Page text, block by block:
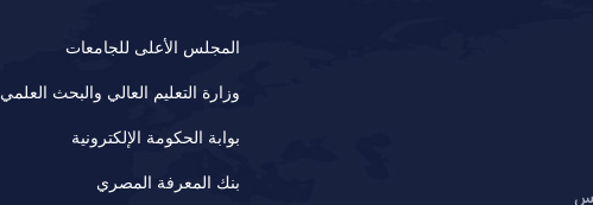
المجلس الأعلى للجامعات
وزارة التعليم العالي والبحث العلمي
بوابة الحكومة الإلكترونية
بنك المعرفة المصري